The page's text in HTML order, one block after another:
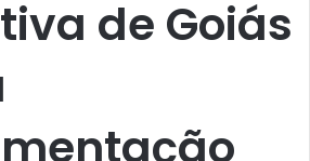
de Goiás